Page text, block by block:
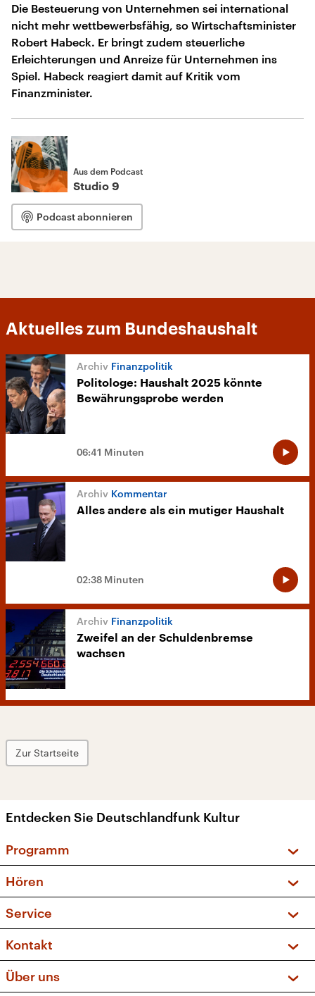
Die Besteuerung von Unternehmen sei international
nicht mehr wettbewerbsfähig, so Wirtschaftsminister
Robert Habeck. Er bringt zudem steuerliche
Erleichterungen und Anreize für Unternehmen ins
Spiel. Habeck reagiert damit auf Kritik vom
Finanzminister.
Aus dem Podcast
Studio 9
Podcast abonnieren
Aktuelles zum Bundeshaushalt
Finanzpolitik
Politologe: Haushalt 2025 könnte
Bewährungsprobe werden
06:41 Minuten
Kommentar
Alles andere als ein mutiger Haushalt
02:38 Minuten
Finanzpolitik
Zweifel an der Schuldenbremse
wachsen
Zur Startseite
Entdecken Sie Deutschlandfunk Kultur
Programm
Sendungen und Podcasts
Musikliste
Kakadu – Das Kinderprogramm
Hören
Frequenzen (UKW + DAB+)
Service
FAQ
Apps
Newsletter
Kontakt
Über uns